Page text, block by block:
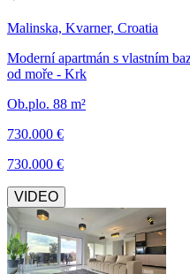
Malinska, Kvarner, Croatia
Moderní apartmán s vlastním
od moře - Krk
Ob.plo. 88 m²
730.000 €
730.000 €
VIDEO